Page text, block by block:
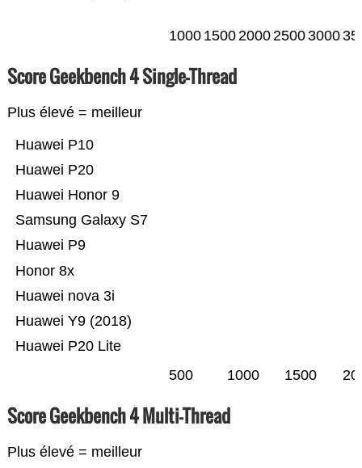
1000 1500200025003000
Score Geekbench 4 Single-Thread
Plus élevé = meilleur
Huawei P20 Lite
Huawei Y9 (2018)
Huawei nova 3i
Honor 8x
Huawei P9
Samsung Galaxy S7
Huawei Honor 9
Huawei P20
Huawei P10
500 1000 1500
Score Geekbench 4 Multi-Thread
Plus élevé = meilleur